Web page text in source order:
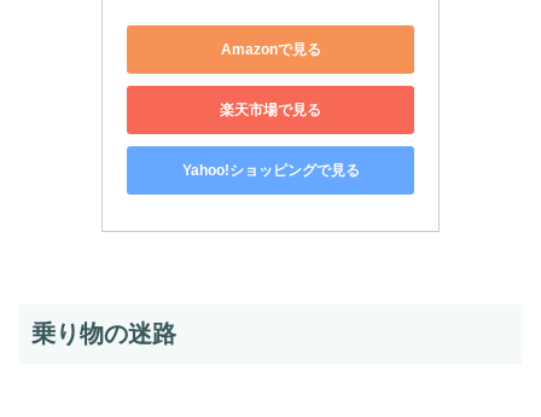
Amazonで見る
楽天市場で見る
Yahoo!ショッピングで見る
乗り物の迷路